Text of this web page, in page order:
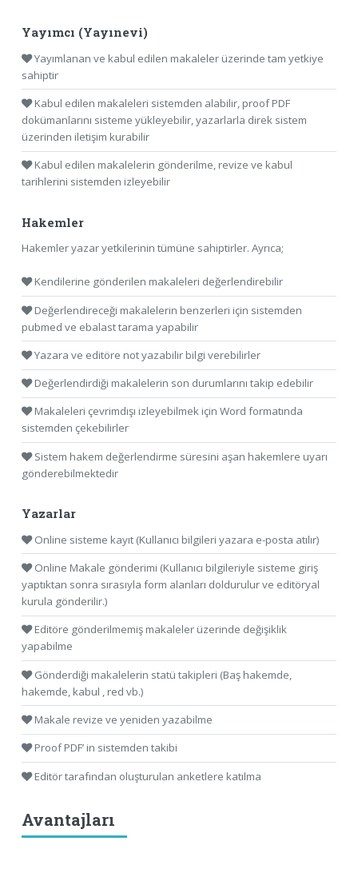
Yayımcı (Yayınevi)
Yayımlanan ve kabul edilen makaleler üzerinde tam yetkiye
sahiptir
Kabul edilen makaleleri sistemden alabilir, proof PDF
dokümanlarını sisteme yükleyebilir, yazarlarla direk sistem
üzerinden iletişim kurabilir
Kabul edilen makalelerin gönderilme, revize ve kabul
tarihlerini sistemden izleyebilir
Hakemler
Hakemler yazar yetkilerinin tümüne sahiptirler. Ayrıca;
Kendilerine gönderilen makaleleri değerlendirebilir
Değerlendireceği makalelerin benzerleri için sistemden
pubmed ve ebalast tarama yapabilir
Yazara ve editöre not yazabilir bilgi verebilirler
Değerlendirdiği makalelerin son durumlarını takip edebilir
Makaleleri çevrimdışı izleyebilmek için Word formatında
sistemden çekebilirler
Sistem hakem değerlendirme süresini aşan hakemlere uyarı
gönderebilmektedir
Yazarlar
Online sisteme kayıt (Kullanıcı bilgileri yazara e-posta atılır)
Online Makale gönderimi (Kullanıcı bilgileriyle sisteme giriş
yaptıktan sonra sırasıyla form alanları doldurulur ve editöryal
kurula gönderilir.)
Editöre gönderilmemiş makaleler üzerinde değişiklik
yapabilme
Gönderdiği makalelerin statü takipleri (Baş hakemde,
hakemde, kabul , red vb.)
Makale revize ve yeniden yazabilme
Proof PDF’ in sistemden takibi
Editör tarafından oluşturulan anketlere katılma
Avantajları